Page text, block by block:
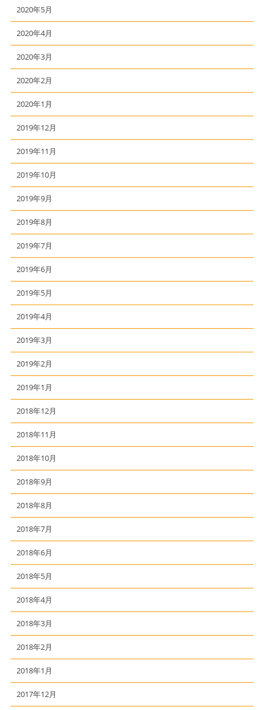
2020年5月
2020年4月
2020年3月
2020年2月
2020年1月
2019年12月
2019年11月
2019年10月
2019年9月
2019年8月
2019年7月
2019年6月
2019年5月
2019年4月
2019年3月
2019年2月
2019年1月
2018年12月
2018年11月
2018年10月
2018年9月
2018年8月
2018年7月
2018年6月
2018年5月
2018年4月
2018年3月
2018年2月
2018年1月
2017年12月